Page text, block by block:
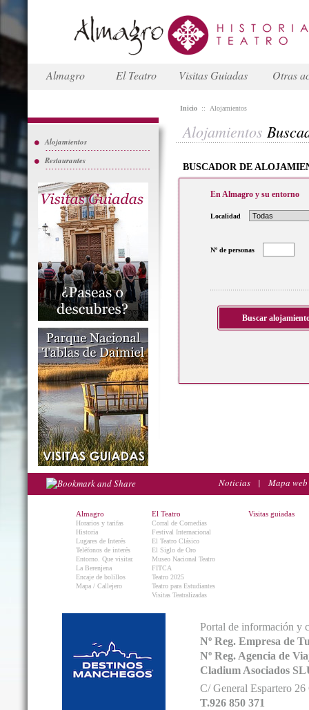
Almagro El Teatro Visitas Guiadas Otras
Alojamientos
Restaurantes
Inicio :: Alojamientos
Alojamientos
BUSCADOR DE
En Almagro y su entorno
Localidad
Nº de personas
Noticias | Mapa web
Almagro
Horarios y tarifas
Historia
Lugares de Interés
Teléfonos de interés
Entorno. Que visitar.
La Berenjena
Encaje de bolillos
Mapa / Callejero
El Teatro
Corral de Comedias
Festival Internacional
El Teatro Clásico
El Siglo de Oro
Museo Nacional Teatro
FITCA
Teatro 2025
Teatro para Estudiantes
Visitas Teatralizadas
Visitas guiadas
Portal de información y
Nº Reg. Empresa de
Nº Reg. Agencia de
Cladium Asociados
C/ General Espartero
T.926 850 371